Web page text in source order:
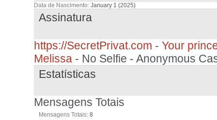
Data de Nascimento January 1 (2025)
Assinatura
https://SecretPrivat.com - Your
Melissa - No Selfie - Anonymous
Estatísticas
Mensagens Totais
Mensagens Totais 8